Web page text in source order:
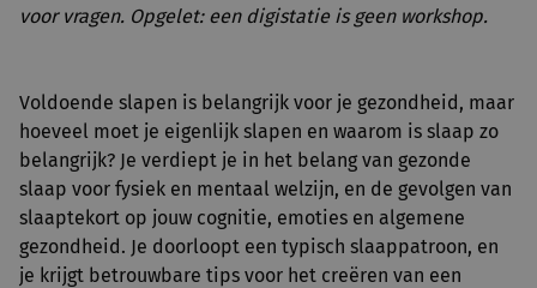
voor vragen. Opgelet: een digistatie is geen workshop.
Voldoende slapen is belangrijk voor je gezondheid, maar
hoeveel moet je eigenlijk slapen en waarom is slaap zo
belangrijk? Je verdiept je in het belang van gezonde
slaap voor fysiek en mentaal welzijn, en de gevolgen van
slaaptekort op jouw cognitie, emoties en algemene
gezondheid. Je doorloopt een typisch slaappatroon, en
je krijgt betrouwbare tips voor het creëren van een